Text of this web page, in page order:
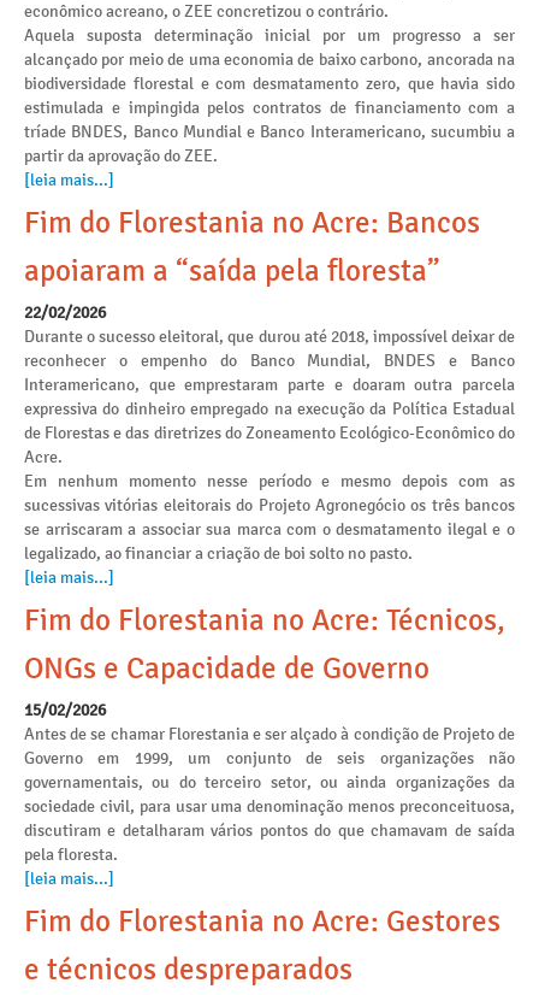
econômico acreano, o ZEE concretizou o contrário.
Aquela suposta determinação inicial por um progresso a ser
alcançado por meio de uma economia de baixo carbono, ancorada na
biodiversidade florestal e com desmatamento zero, que havia sido
estimulada e impingida pelos contratos de financiamento com a
tríade BNDES, Banco Mundial e Banco Interamericano, sucumbiu a
partir da aprovação do ZEE.
[leia mais...]
Fim do Florestania no Acre: Bancos
apoiaram a “saída pela floresta”
22/02/2026
Durante o sucesso eleitoral, que durou até 2018, impossível deixar de
reconhecer o empenho do Banco Mundial, BNDES e Banco
Interamericano, que emprestaram parte e doaram outra parcela
expressiva do dinheiro empregado na execução da Política Estadual
de Florestas e das diretrizes do Zoneamento Ecológico-Econômico do
Acre.
Em nenhum momento nesse período e mesmo depois com as
sucessivas vitórias eleitorais do Projeto Agronegócio os três bancos
se arriscaram a associar sua marca com o desmatamento ilegal e o
legalizado, ao financiar a criação de boi solto no pasto.
[leia mais...]
Fim do Florestania no Acre: Técnicos,
ONGs e Capacidade de Governo
15/02/2026
Antes de se chamar Florestania e ser alçado à condição de Projeto de
Governo em 1999, um conjunto de seis organizações não
governamentais, ou do terceiro setor, ou ainda organizações da
sociedade civil, para usar uma denominação menos preconceituosa,
discutiram e detalharam vários pontos do que chamavam de saída
pela floresta.
[leia mais...]
Fim do Florestania no Acre: Gestores
e técnicos despreparados